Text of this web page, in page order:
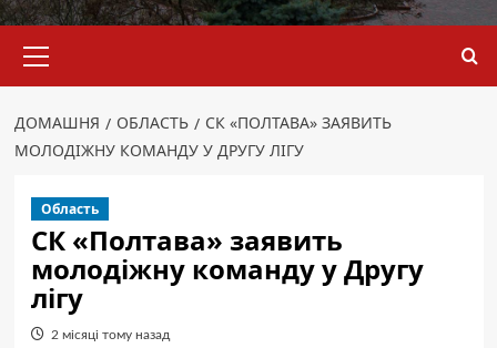
меню
ДОМАШНЯ ОБЛАСТЬ
СК «ПОЛТАВА» ЗАЯВИТЬ
МОЛОДІЖНУ КОМАНДУ У ДРУГУ ЛІГУ
Область
СК «Полтава» заявить
молодіжну команду у Другу
лігу
2 місяці тому назад